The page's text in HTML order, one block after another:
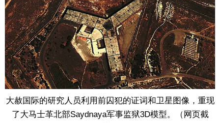
大赦国际的研究人员利用前囚犯的证词和卫星图像，重现
了大马士革北部Saydnaya军事监狱3D模型。（网页截